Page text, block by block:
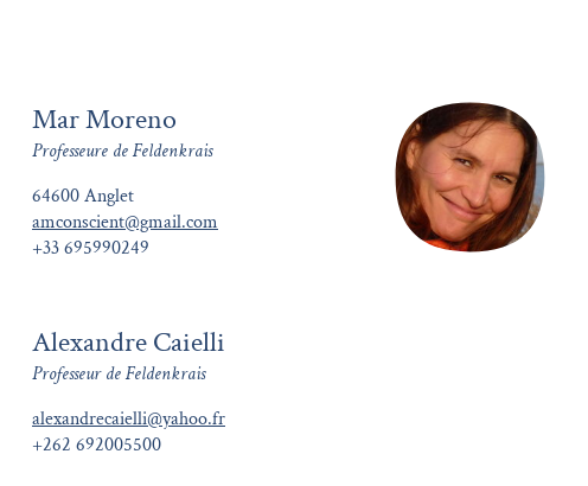
Mar Moreno
Professeure de Feldenkrais
64600 Anglet
amconscient@gmail.com
+33 695990249
Alexandre Caielli
Professeur de Feldenkrais
alexandrecaielli@yahoo.fr
+262 692005500